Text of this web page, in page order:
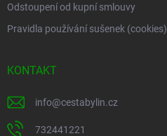
Odstoupení od kupní smlouvy
Pravidla používání sušenek (cookies)
KONTAKT
info@cestabylin.cz
732441221